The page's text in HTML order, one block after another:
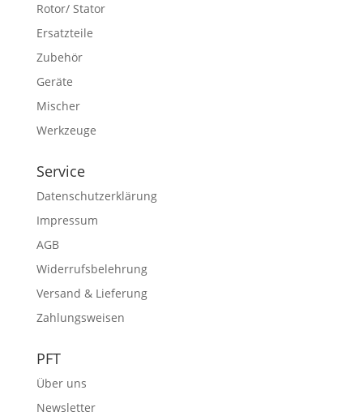
Rotor/ Stator
Ersatzteile
Zubehör
Geräte
Mischer
Werkzeuge
Service
Datenschutzerklärung
Impressum
AGB
Widerrufsbelehrung
Versand & Lieferung
Zahlungsweisen
PFT
Über uns
Newsletter